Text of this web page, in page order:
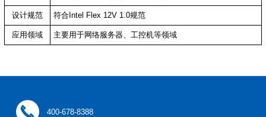
设计规范 符合Intel Flex 12V 1.0规范
应用领域 主要用于网络服务器、工控机等领域
400-678-8388